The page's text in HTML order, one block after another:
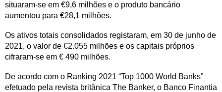
situaram-se em €9,6 milhões e o produto bancário
aumentou para €28,1 milhões.
Os ativos totais consolidados registaram, em 30 de junho de
2021, o valor de €2.055 milhões e os capitais próprios
cifraram-se em € 490 milhões.
De acordo com o Ranking 2021 “Top 1000 World Banks”
efetuado pela revista britânica The Banker, o Banco Finantia